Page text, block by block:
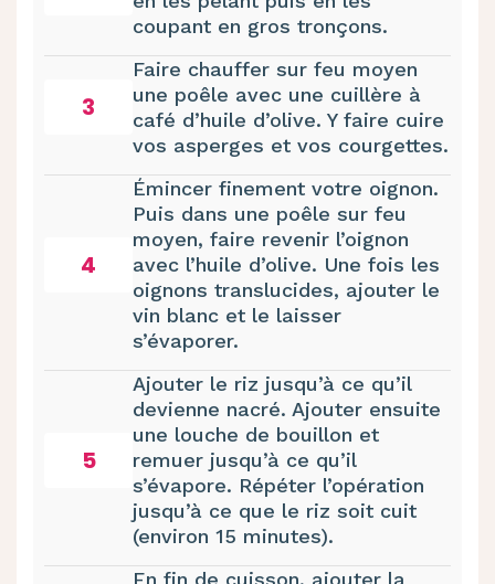
coupant en gros tronçons.
3
Faire chauffer sur feu moyen
une poêle avec une cuillère à
café d’huile d’olive. Y faire cuire
vos asperges et vos courgettes.
4
Émincer finement votre oignon.
Puis dans une poêle sur feu
moyen, faire revenir l’oignon
avec l’huile d’olive. Une fois les
oignons translucides, ajouter le
vin blanc et le laisser
s’évaporer.
5
Ajouter le riz jusqu’à ce qu’il
devienne nacré. Ajouter ensuite
une louche de bouillon et
remuer jusqu’à ce qu’il
s’évapore. Répéter l’opération
jusqu’à ce que le riz soit cuit
(environ 15 minutes).
En fin de cuisson, ajouter la